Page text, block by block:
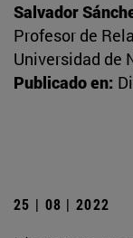
Salvador
Profesor de
Universidad de
Publicado en:
25 | 08 | 2022